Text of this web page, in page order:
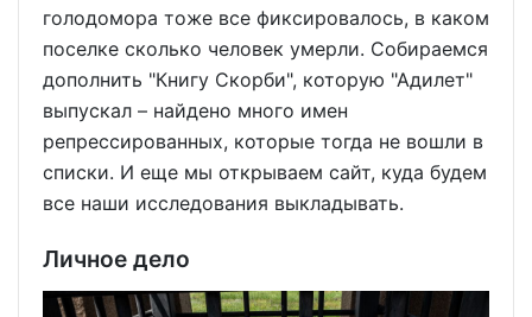
голодомора тоже все фиксировалось, в каком
поселке сколько человек умерли. Собираемся
дополнить "Книгу Скорби", которую "Адилет"
выпускал – найдено много имен
репрессированных, которые тогда не вошли в
списки. И еще мы открываем сайт, куда будем
все наши исследования выкладывать.
Личное дело